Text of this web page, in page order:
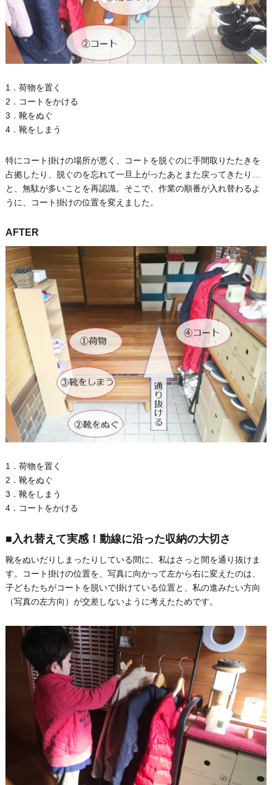
1．荷物を置く
2．コートをかける
3．靴をぬぐ
4．靴をしまう
特にコート掛けの場所が悪く、コートを脱ぐのに手間取りたたきを
占拠したり、脱ぐのを忘れて一旦上がったあとまた戻ってきたり…
と、無駄が多いことを再認識。そこで、作業の順番が入れ替わるよ
うに、コート掛けの位置を変えました。
AFTER
1．荷物を置く
2．靴をぬぐ
3．靴をしまう
4．コートをかける
■入れ替えて実感！動線に沿った収納の大切さ
靴をぬいだりしまったりしている間に、私はさっと間を通り抜けま
す。コート掛けの位置を、写真に向かって左から右に変えたのは、
子どもたちがコートを脱いで掛けている位置と、私の進みたい方向
（写真の左方向）が交差しないように考えたためです。